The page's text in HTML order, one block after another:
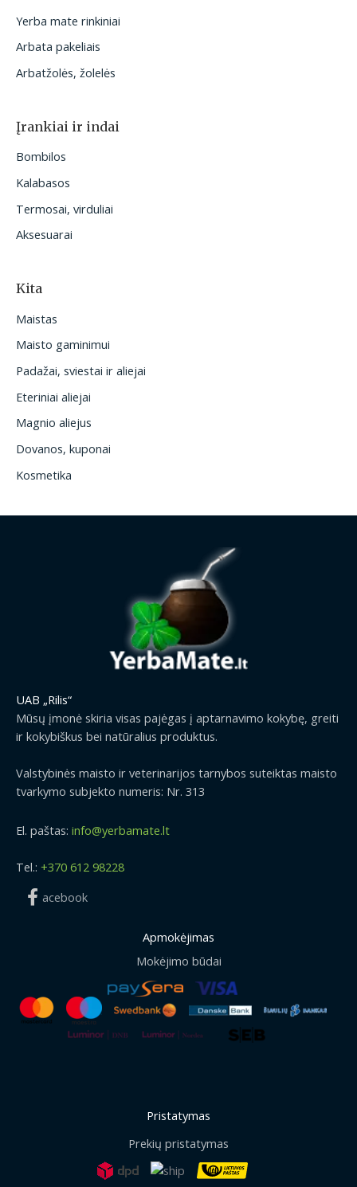
Yerba mate rinkiniai
Arbata pakeliais
Arbatžolės, žolelės
Įrankiai ir indai
Bombilos
Kalabasos
Termosai, virduliai
Aksesuarai
Kita
Maistas
Maisto gaminimui
Padažai, sviestai ir aliejai
Eteriniai aliejai
Magnio aliejus
Dovanos, kuponai
Kosmetika
UAB „Rilis“
Mūsų įmonė skiria visas pajėgas į aptarnavimo kokybę, greiti
ir kokybiškus bei natūralius produktus.
Valstybinės maisto ir veterinarijos tarnybos suteiktas maisto
tvarkymo subjekto numeris: Nr. 313
El. paštas: info@yerbamate.lt
Tel.: +370 612 98228
acebook
Apmokėjimas
Mokėjimo būdai
Pristatymas
Prekių pristatymas